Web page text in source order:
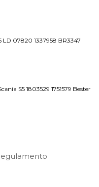
07820 1337958 BR3347
S5 1803529 1751579 Bester